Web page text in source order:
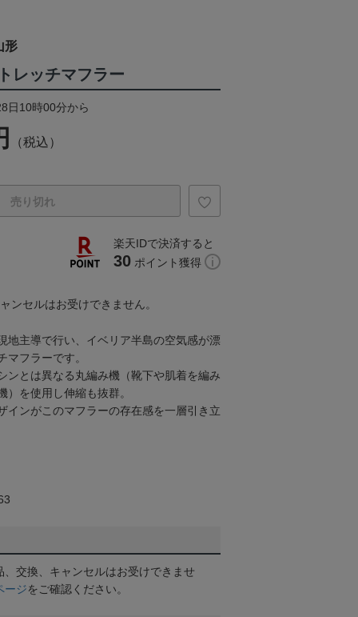
形
レッチマフラー
日10時00分から
（税込）
売り切れ
楽天IDで決済すると
30 ポイント獲得
ンセルはお受けできません。
地主導で行い、イベリア半島の空気感が漂
マフラーです。
ンとは異なる丸編み機（靴下や肌着を編み
）を使用し伸縮も抜群。
インがこのマフラーの存在感を一層引き立
交換、キャンセルはお受けできませ
ージをご確認ください。